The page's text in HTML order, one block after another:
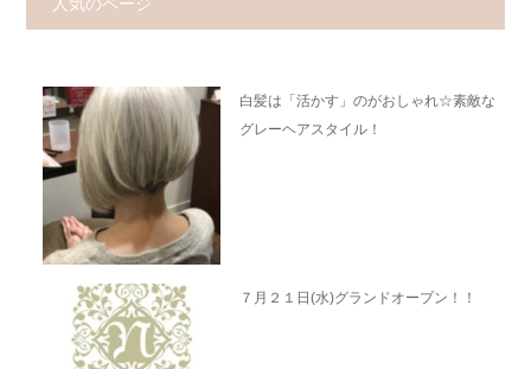
白髪は「活かす」のがおしゃれ☆素敵な
グレーヘアスタイル！
７月２１日(水)グランドオープン！！